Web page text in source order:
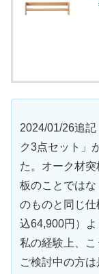
2024/01/26追
ク3点セット」
た。オーク材
板のことでは
のものと同じ
込64,900円）よ
私の経験上、こ
ご検討中の方